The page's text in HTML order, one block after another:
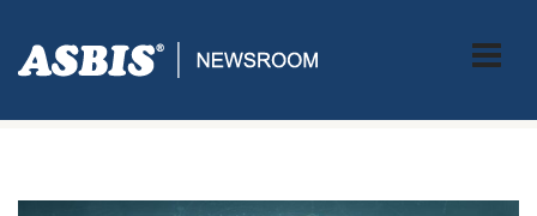
Tag:AMD EPYC